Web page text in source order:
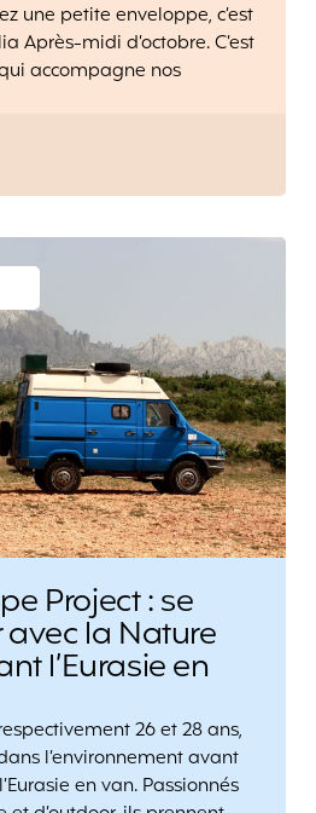
une petite enveloppe, c’est
Après-midi d’octobre. C’est
accompagne nos
Project : se
la Nature
l’Eurasie en
26 et 28 ans,
l’environnement avant
en van. Passionnés